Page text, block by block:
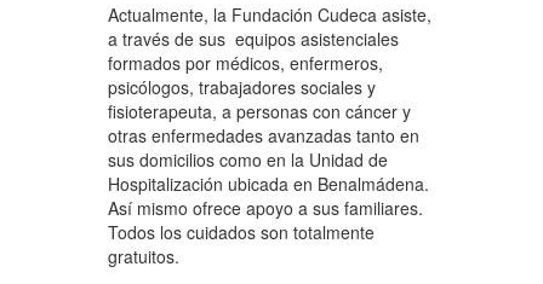
Actualmente, la Fundación Cudeca asiste,
a través de sus equipos asistenciales
formados por médicos, enfermeros,
psicólogos, trabajadores sociales y
fisioterapeuta, a personas con cáncer y
otras enfermedades avanzadas tanto en
sus domicilios como en la Unidad de
Hospitalización ubicada en Benalmádena.
Así mismo ofrece apoyo a sus familiares.
Todos los cuidados son totalmente
gratuitos.